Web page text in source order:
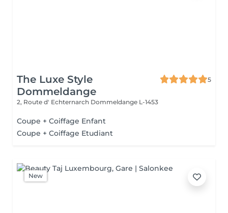
The Luxe Style
Dommeldange
5
2, Route d' Echternarch Dommeldange L-1453
Coupe + Coiffage Enfant
Coupe + Coiffage Etudiant
New